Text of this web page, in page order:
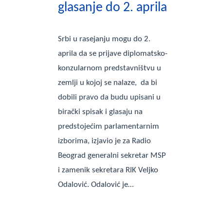
glasanje do 2. aprila
Srbi u rasejanju mogu do 2.
aprila da se prijave diplomatsko-
konzularnom predstavništvu u
zemlji u kojoj se nalaze, da bi
dobili pravo da budu upisani u
birački spisak i glasaju na
predstojećim parlamentarnim
izborima, izjavio je za Radio
Beograd generalni sekretar MSP
i zamenik sekretara RIK Veljko
Odalović. Odalović je…